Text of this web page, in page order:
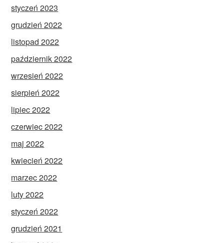
styczeń 2023
grudzień 2022
listopad 2022
październik 2022
wrzesień 2022
sierpień 2022
lipiec 2022
czerwiec 2022
maj 2022
kwiecień 2022
marzec 2022
luty 2022
styczeń 2022
grudzień 2021